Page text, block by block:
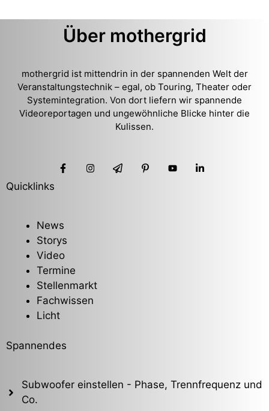
Über mothergrid
mothergrid ist mittendrin in der spannenden Welt der
Veranstaltungstechnik – egal, ob Touring, Theater oder
Systemintegration. Von dort liefern wir spannende
Videoreportagen und ungewöhnliche Blicke hinter die
Kulissen.
Quicklinks
News
Storys
Video
Termine
Stellenmarkt
Fachwissen
Licht
Spannendes
Subwoofer einstellen - Phase, Trennfrequenz und
Co.